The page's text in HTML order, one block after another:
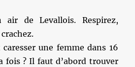
de Levallois. Respirez,
une femme dans 16
fois ? Il faut d’abord trouver